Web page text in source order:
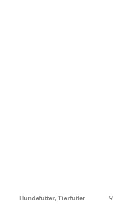
Hundefutter, Tierfutter ☟